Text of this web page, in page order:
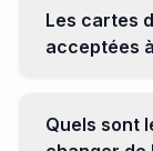
soyez attentif
de vos
Les cartes
acceptées
Cependant,
Quels sont